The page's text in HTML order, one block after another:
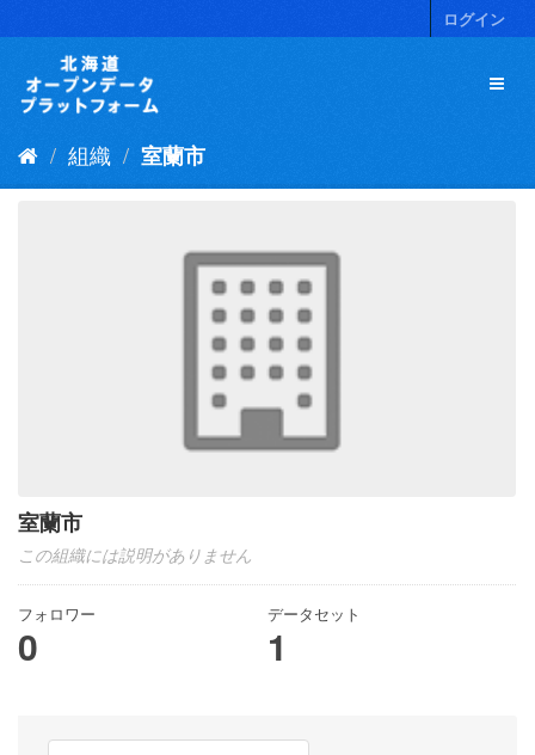
キ
ログイン
組織 室蘭市
室蘭市
この組織には説明がありません
フォロワー
0
データセット
1